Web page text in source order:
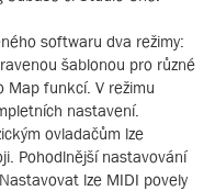
softwaru dva režimy:
šablonou pro různé
Map funkcí. V režimu
nastavení.
ovladačům lze
Pohodlnější nastavování
lze MIDI povely